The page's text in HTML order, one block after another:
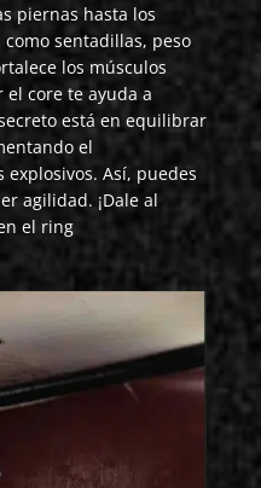
piernas hasta los
sentadillas, peso
los músculos
core te ayuda a
está en equilibrar
el
Así, puedes
agilidad. ¡Dale al
el ring